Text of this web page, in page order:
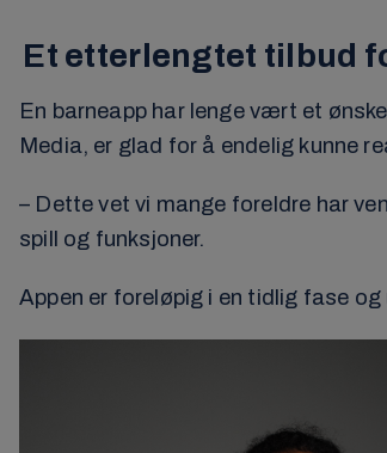
Et etterlengtet tilbud
En barneapp har lenge vært et
Media, er glad for å endelig kunne
– Dette vet vi mange foreldre har
spill og funksjoner.
Appen er foreløpig i en tidlig fase